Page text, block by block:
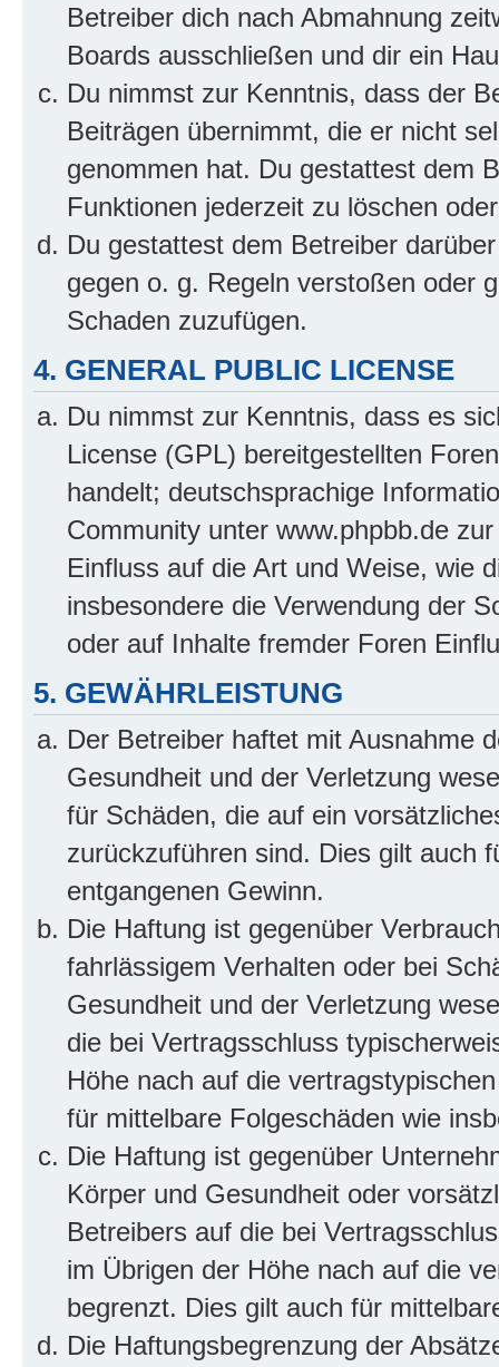
Betreiber dich nach Abmahnung
Boards ausschließen und dir ein
Du nimmst zur Kenntnis, dass der
Beiträgen übernimmt, die er nicht
genommen hat. Du gestattest dem
Funktionen jederzeit zu löschen
Du gestattest dem Betreiber
gegen o. g. Regeln verstoßen oder
Schaden zuzufügen.
4. GENERAL PUBLIC LICENSE
Du nimmst zur Kenntnis, dass es
License (GPL) bereitgestellten
handelt; deutschsprachige
Community unter www.phpbb.de
Einfluss auf die Art und Weise, wie
insbesondere die Verwendung der
oder auf Inhalte fremder Foren
5. GEWÄHRLEISTUNG
Der Betreiber haftet mit Ausnahme
Gesundheit und der Verletzung
für Schäden, die auf ein
zurückzuführen sind. Dies gilt auch
entgangenen Gewinn.
Die Haftung ist gegenüber
fahrlässigem Verhalten oder bei
Gesundheit und der Verletzung
die bei Vertragsschluss
Höhe nach auf die
für mittelbare Folgeschäden wie
Die Haftung ist gegenüber
Körper und Gesundheit oder
Betreibers auf die bei
im Übrigen der Höhe nach auf die
begrenzt. Dies gilt auch für
Die Haftungsbegrenzung der